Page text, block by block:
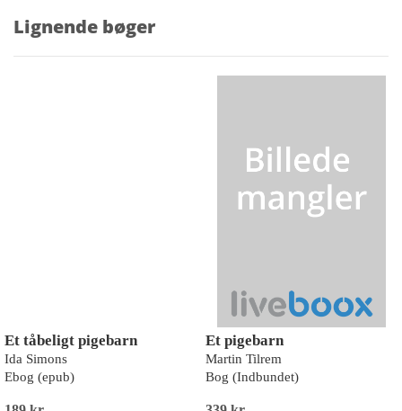
Lignende bøger
Et tåbeligt pigebarn
Ida Simons
Ebog (epub)
Et pigebarn
Martin Tilrem
Bog (Indbundet)